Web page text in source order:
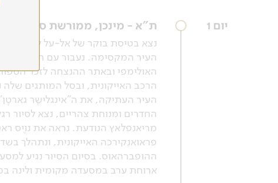
יום 1 ת"א - מינכן, ממורשת ספורט
הרכב האייקונית, ובסל המותגים
העיר העתיקה, את ה"אינגלישֶר
פראואנקירכה האייקונית, ונתהלך
ההופברהאוס. בסיום הסיור נגיע
ארוחת ערב במסעדה מקומית ולינה במינכן